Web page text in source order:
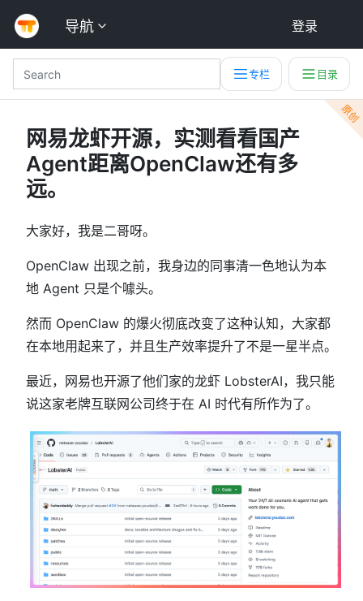
导航 登录
专栏 目录
原创
网易龙虾开源，实测看看国产
Agent距离OpenClaw还有多
远。
大家好，我是二哥呀。
OpenClaw 出现之前，我身边的同事清一色地认为本
地 Agent 只是个噱头。
然而 OpenClaw 的爆火彻底改变了这种认知，大家都
在本地用起来了，并且生产效率提升了不是一星半点。
最近，网易也开源了他们家的龙虾 LobsterAI，我只能
说这家老牌互联网公司终于在 AI 时代有所作为了。